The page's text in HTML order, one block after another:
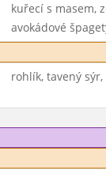
kuřecí s masem,
avokádové
rohlík, tavený